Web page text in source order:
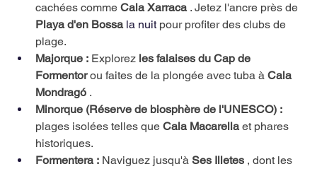
cachées comme Cala Xarraca . Jetez l'ancre près de
Playa d'en Bossa la nuit pour profiter des clubs de
plage.
Majorque : Explorez les falaises du Cap de
Formentor ou faites de la plongée avec tuba à Cala
Mondragó .
Minorque (Réserve de biosphère de l'UNESCO) :
plages isolées telles que Cala Macarella et phares
historiques.
Formentera : Naviguez jusqu'à Ses Illetes , dont les